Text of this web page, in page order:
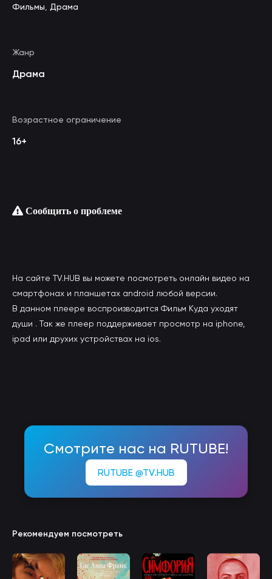
Фильмы Драма
Жанр
Драма
Возрастное ограничение
16+
Сообщить о проблеме
На сайте TV.HUB вы можете посмотреть онлайн видео на
смартфонах и планшетах android любой версии.
В данном плеере воспроизводится Фильм Куда уходят
души . Так же плеер поддерживает просмотр на iphone,
ipad или друхих устройствах на ios.
Смотрите нас на RUTUBE!
RUTUBE @TV.HUB
Рекомендуем посмотреть